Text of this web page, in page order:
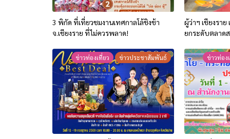
3 พิกัด ที่เที่ยวชมงานเทศกาลโล้ชิงช้า
จ.เชียงราย ที่ไม่ควรพลาด!
ผู้ว่าฯ เชียงรา
ยกระดับตลาด
การท่องเที่ยวข
ข่าวท่องเที่ยว ข่าวประชาสัมพันธ์ ข่าวท่อง